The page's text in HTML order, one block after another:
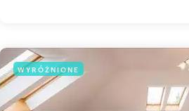
WYRÓŻNIONE